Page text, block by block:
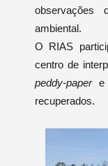
observações
ambiental.
O RIAS
centro de
peddy-papere
recuperados.